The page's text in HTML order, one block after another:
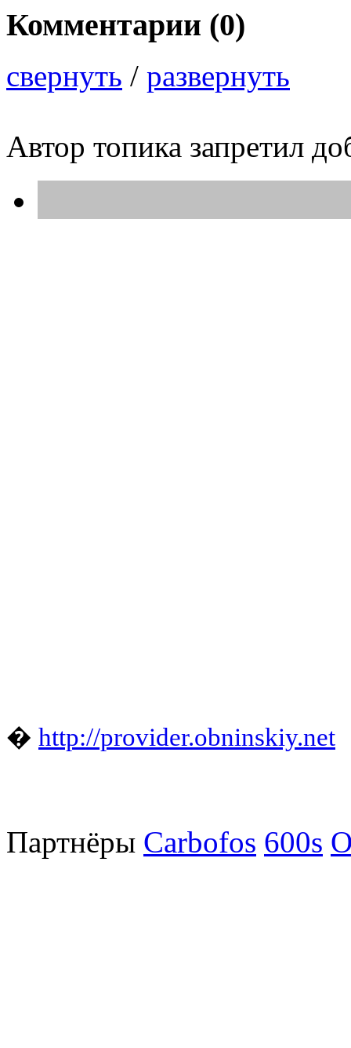
Комментарии (0)
свернуть / развернуть
Автор топика запретил
� http://provider.obninskiy.net
Партнёры Carbofos 600s